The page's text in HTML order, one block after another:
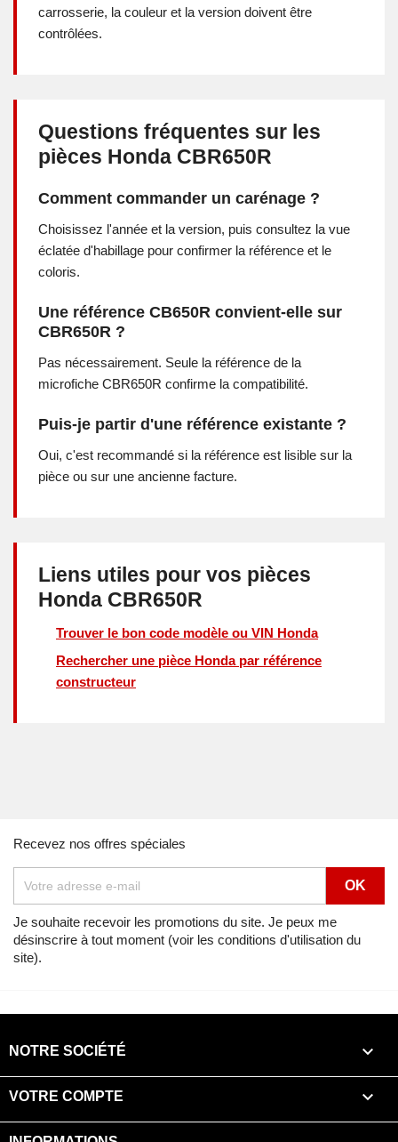
carrosserie, la couleur et la version doivent être
contrôlées.
Questions fréquentes sur les
pièces Honda CBR650R
Comment commander un carénage ?
Choisissez l'année et la version, puis consultez la vue
éclatée d'habillage pour confirmer la référence et le
coloris.
Une référence CB650R convient-elle sur
CBR650R ?
Pas nécessairement. Seule la référence de la
microfiche CBR650R confirme la compatibilité.
Puis-je partir d'une référence existante ?
Oui, c'est recommandé si la référence est lisible sur la
pièce ou sur une ancienne facture.
Liens utiles pour vos pièces
Honda CBR650R
Trouver le bon code modèle ou VIN Honda
Rechercher une pièce Honda par référence
constructeur
Recevez nos offres spéciales
Je souhaite recevoir les promotions du site. Je peux me
désinscrire à tout moment (voir les conditions d'utilisation du
site).
NOTRE SOCIÉTÉ 
VOTRE COMPTE 